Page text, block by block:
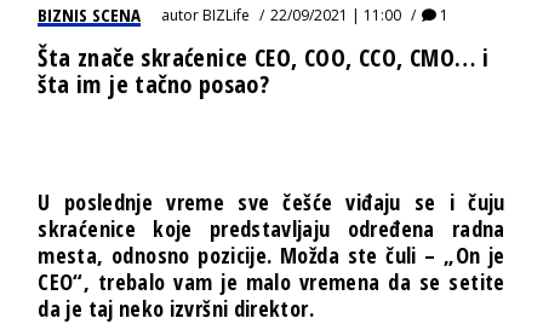
BIZNIS SCENA autorBIZLife 22/09/2021 | 11:00 1
Šta znače skraćenice CEO, COO, CCO, CMO… i
šta im je tačno posao?
U poslednje vreme sve češće viđaju se i čuju
skraćenice koje predstavljaju određena radna
mesta, odnosno pozicije. Možda ste čuli – „On je
CEO“, trebalo vam je malo vremena da se setite
da je taj neko izvršni direktor.